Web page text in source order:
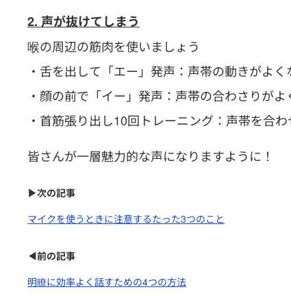
2. 声が抜けてしまう
喉の周辺の筋肉を使いましょう
・舌を出して「エー」発声：声帯の動きがよく
・顔の前で「イー」発声：声帯の合わさりがよ
・首筋張り出し10回トレーニング：声帯を合
皆さんが一層魅力的な声になりますように！
▶次の記事
マイクを使うときに注意するたった3つのこと
◀前の記事
明瞭に効率よく話すための4つの方法